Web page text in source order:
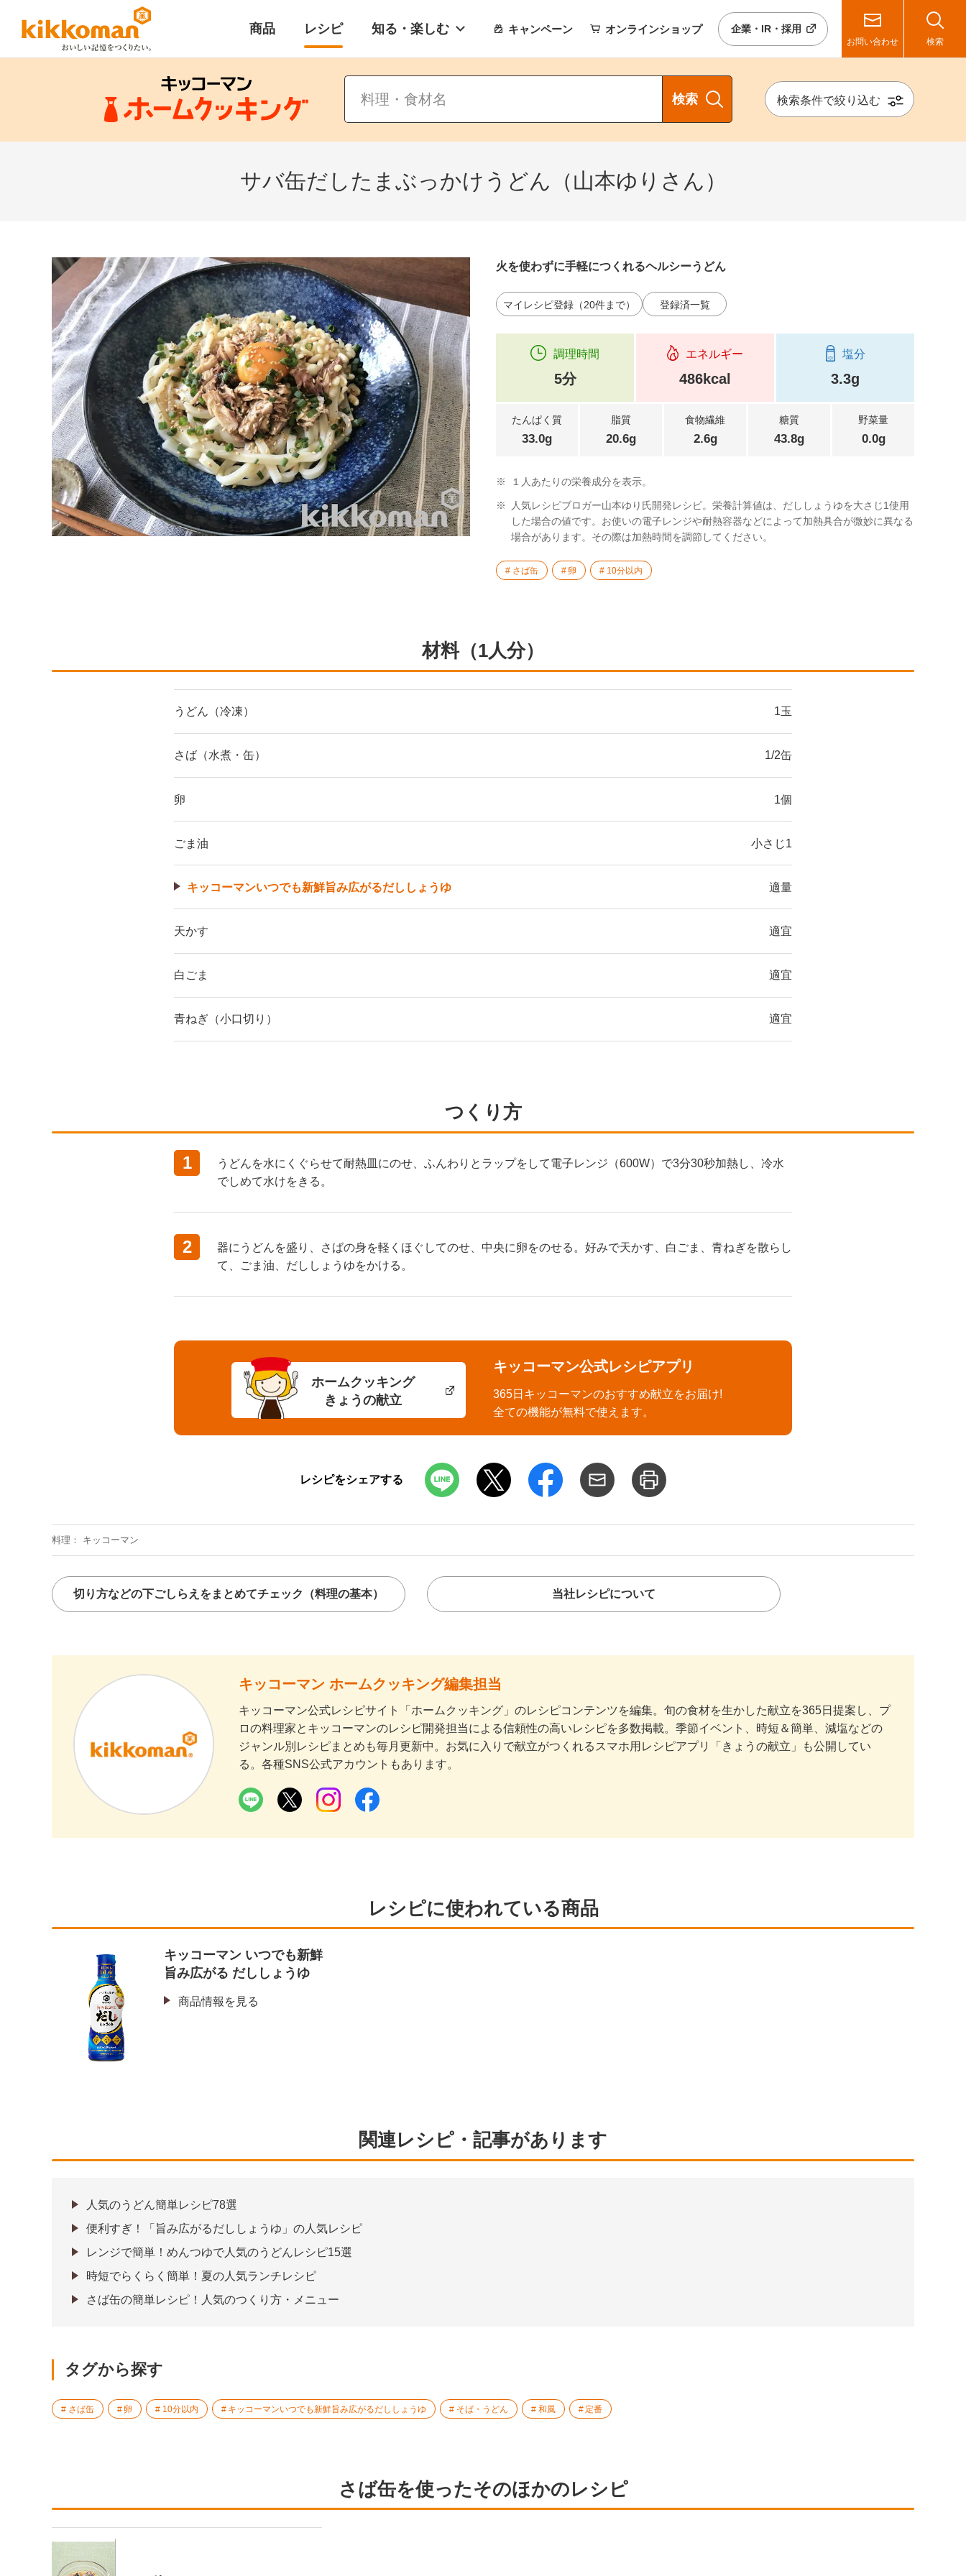
商品 レシピ 知る・楽しむ キャンペーン オンラインショップ 企業・IR・採用
お問い合わせ 検索
検索 検索条件で絞り込む
サバ缶だしたまぶっかけうどん（山本ゆりさん）
火を使わずに手軽につくれるヘルシーうどん
マイレシピ登録（20件まで） 登録済一覧
調理時間
5分
エネルギー
486kcal
塩分
3.3g
たんぱく質
33.0g
脂質
20.6g
食物繊維
2.6g
糖質
43.8g
野菜量
0.0g
※ １人あたりの栄養成分を表示。
※
人気レシピブロガー山本ゆり氏開発レシピ。栄養計算値は、だししょうゆを大さじ1使用
した場合の値です。お使いの電子レンジや耐熱容器などによって加熱具合が微妙に異なる
場合があります。その際は加熱時間を調節してください。
さば缶 卵 10分以内
材料（1人分）
うどん（冷凍） 1玉
さば（水煮・缶） 1/2缶
卵 1個
ごま油 小さじ1
キッコーマンいつでも新鮮旨み広がるだししょうゆ 適量
天かす 適宜
白ごま 適宜
青ねぎ（小口切り） 適宜
つくり方
1
うどんを水にくぐらせて耐熱皿にのせ、ふんわりとラップをして電子レンジ（600W）で3分30秒加熱し、冷水
でしめて水けをきる。
2
器にうどんを盛り、さばの身を軽くほぐしてのせ、中央に卵をのせる。好みで天かす、白ごま、青ねぎを散らし
て、ごま油、だししょうゆをかける。
ホームクッキング
きょうの献立
キッコーマン公式レシピアプリ
365日キッコーマンのおすすめ献立をお届け!
全ての機能が無料で使えます。
レシピをシェアする
料理 キッコーマン
切り方などの下ごしらえをまとめてチェック （料理の基本） 当社レシピについて
キッコーマン ホームクッキング編集担当
キッコーマン公式レシピサイト「ホームクッキング」のレシピコンテンツを編集。旬の食材を生かした献立を365日提案し、プ
ロの料理家とキッコーマンのレシピ開発担当による信頼性の高いレシピを多数掲載。季節イベント、時短＆簡単、減塩などの
ジャンル別レシピまとめも毎月更新中。お気に入りで献立がつくれるスマホ用レシピアプリ「きょうの献立」も公開してい
る。各種SNS公式アカウントもあります。
レシピに使われている商品
キッコーマン いつでも新鮮
旨み広がる だししょうゆ
商品情報を見る
関連レシピ・記事があります
人気のうどん簡単レシピ78選
便利すぎ！「旨み広がるだししょうゆ」の人気レシピ
レンジで簡単！めんつゆで人気のうどんレシピ15選
時短でらくらく簡単！夏の人気ランチレシピ
さば缶の簡単レシピ！人気のつくり方・メニュー
タグから探す
さば缶 卵 10分以内 キッコーマンいつでも新鮮旨み広がるだししょうゆ そば・うどん 和風 定番
さば缶を使ったそのほかのレシピ